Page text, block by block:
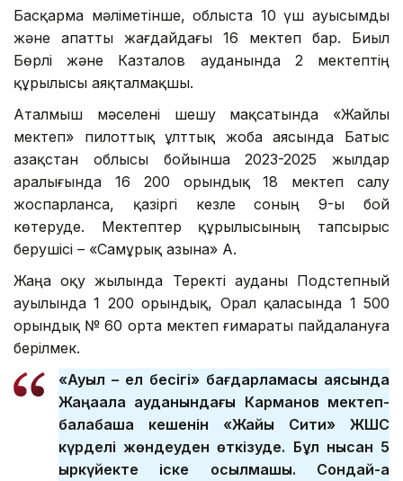
Басқарма мәліметінше, облыста 10 үш ауысымды
және апатты жағдайдағы 16 мектеп бар. Биыл
Бөрлі және Казталов ауданында 2 мектептің
құрылысы аяқталмақшы.
Аталмыш мәселені шешу мақсатында «Жайлы
мектеп» пилоттық ұлттық жоба аясында Батыс
Қазақстан облысы бойынша 2023-2025 жылдар
аралығында 16 200 орындық 18 мектеп салу
жоспарланса, қазіргі кезле соның 9-ы бой
көтеруде. Мектептер құрылысының тапсырыс
берушісі – «Самұрық Қазына» АҚ.
Жаңа оқу жылында Теректі ауданы Подстепный
ауылында 1 200 орындық, Орал қаласында 1 500
орындық № 60 орта мектеп ғимараты пайдалануға
берілмек.
«Ауыл – ел бесігі» бағдарламасы аясында
Жаңақала ауданындағы Карманов мектеп-
балабақша кешенін «Жайық Сити» ЖШС
күрделі жөндеуден өткізуде. Бұл нысан 5
қыркүйекте іске қосылмақшы. Сондай-ақ